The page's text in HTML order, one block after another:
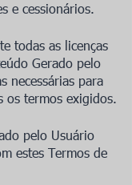
e cessionários.
todas as licenças
Gerado pelo
necessárias para
os termos exigidos.
pelo Usuário
estes Termos de